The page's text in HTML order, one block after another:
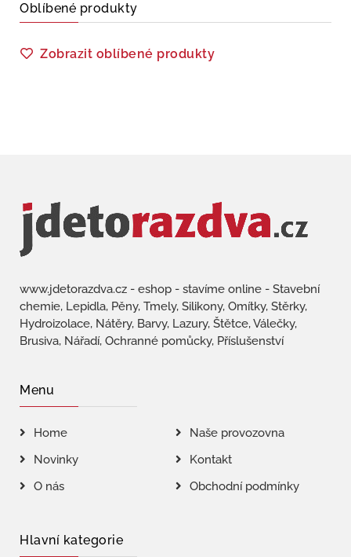
Oblíbené produkty
Zobrazit oblíbené produkty
www.jdetorazdva.cz - eshop - stavíme online - Stavební
chemie, Lepidla, Pěny, Tmely, Silikony, Omítky, Stěrky,
Hydroizolace, Nátěry, Barvy, Lazury, Štětce, Válečky,
Brusiva, Nářadí, Ochranné pomůcky, Příslušenství
Menu
Home
Naše provozovna
Novinky
Kontakt
O nás
Obchodní podmínky
Hlavní kategorie